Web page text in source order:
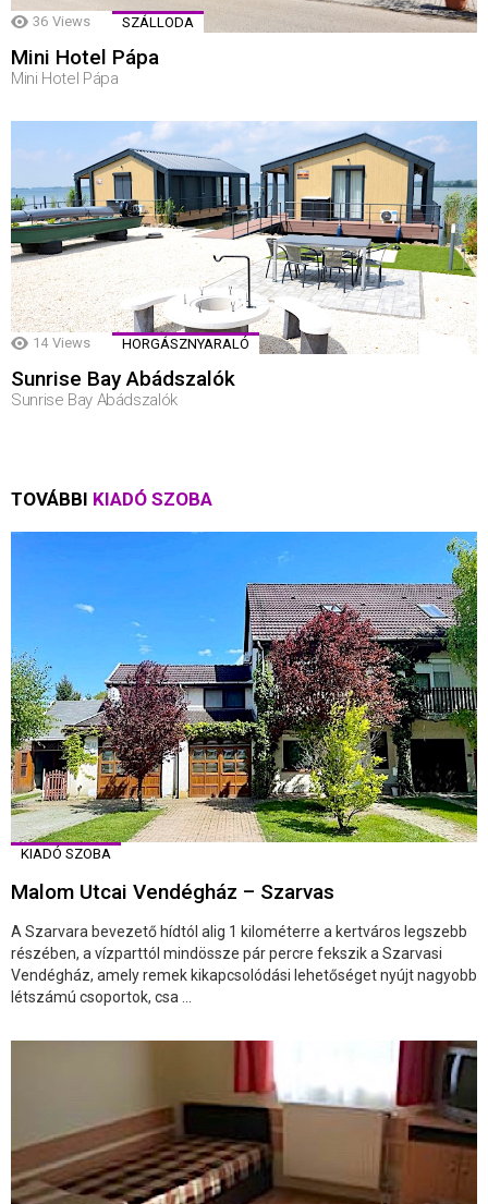
36 Views SZÁLLODA
Mini Hotel Pápa
Mini Hotel Pápa
14 Views HORGÁSZNYARALÓ
Sunrise Bay Abádszalók
Sunrise Bay Abádszalók
TOVÁBBI KIADÓ SZOBA
KIADÓ SZOBA
Malom Utcai Vendégház – Szarvas
A Szarvara bevezető hídtól alig 1 kilométerre a kertváros legszebb
részében, a vízparttól mindössze pár percre fekszik a Szarvasi
Vendégház, amely remek kikapcsolódási lehetőséget nyújt nagyobb
létszámú csoportok, csa ...